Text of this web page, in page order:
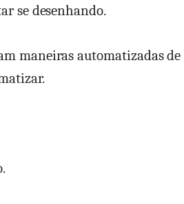
se desenhando.
maneiras automatizadas de